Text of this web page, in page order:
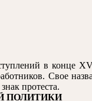
в конце
Свое
протеста.
ПОЛИТИКИ